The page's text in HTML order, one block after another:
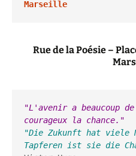
Marseille
Rue de la Poésie –
"L'avenir a beaucoup
courageux la chance."
"Die Zukunft hat viele
Tapferen ist sie die